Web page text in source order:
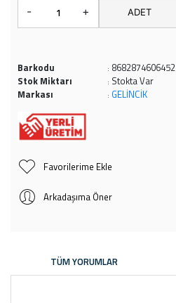
- + ADET
Barkodu : 8682874606452
Stok Miktarı
: Stokta Var
Markası
: GELİNCİK
Favorilerime Ekle
Arkadaşıma Öner
TÜM YORUMLAR